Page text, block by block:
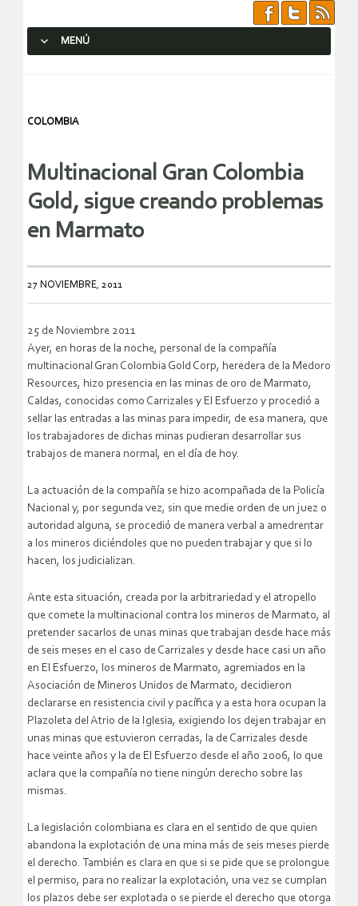
MENÚ
COLOMBIA
Multinacional Gran Colombia
Gold, sigue creando problemas
en Marmato
27 NOVIEMBRE, 2011
25 de Noviembre 2011
Ayer, en horas de la noche, personal de la compañía
multinacional Gran Colombia Gold Corp, heredera de la Medoro
Resources, hizo presencia en las minas de oro de Marmato,
Caldas, conocidas como Carrizales y El Esfuerzo y procedió a
sellar las entradas a las minas para impedir, de esa manera, que
los trabajadores de dichas minas pudieran desarrollar sus
trabajos de manera normal, en el día de hoy.
La actuación de la compañía se hizo acompañada de la Policía
Nacional y, por segunda vez, sin que medie orden de un juez o
autoridad alguna, se procedió de manera verbal a amedrentar
a los mineros diciéndoles que no pueden trabajar y que si lo
hacen, los judicializan.
Ante esta situación, creada por la arbitrariedad y el atropello
que comete la multinacional contra los mineros de Marmato, al
pretender sacarlos de unas minas que trabajan desde hace más
de seis meses en el caso de Carrizales y desde hace casi un año
en El Esfuerzo, los mineros de Marmato, agremiados en la
Asociación de Mineros Unidos de Marmato, decidieron
declararse en resistencia civil y pacífica y a esta hora ocupan la
Plazoleta del Atrio de la Iglesia, exigiendo los dejen trabajar en
unas minas que estuvieron cerradas, la de Carrizales desde
hace veinte años y la de El Esfuerzo desde el año 2006, lo que
aclara que la compañía no tiene ningún derecho sobre las
mismas.
La legislación colombiana es clara en el sentido de que quien
abandona la explotación de una mina más de seis meses pierde
el derecho. También es clara en que si se pide que se prolongue
el permiso, para no realizar la explotación, una vez se cumplan
los plazos debe ser explotada o se pierde el derecho que otorga